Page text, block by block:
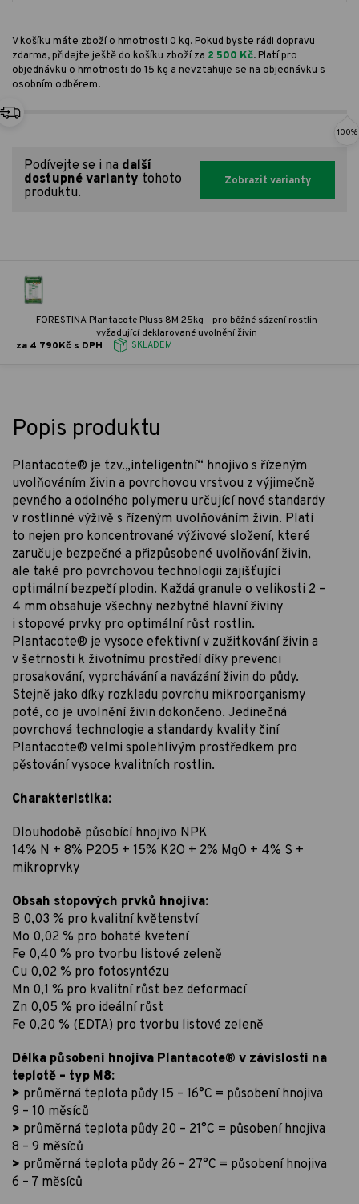
V košíku máte zboží o hmotnosti 0 kg. Pokud byste rádi dopravu
zdarma, přidejte ještě do košíku zboží za 2 500 Kč. Platí pro
objednávku o hmotnosti do 15 kg a nevztahuje se na objednávku s
osobním odběrem.
100%
Podívejte se i na další
dostupné varianty tohoto
produktu.
Zobrazit varianty
FORESTINA Plantacote Pluss 8M 25kg - pro běžné sázení rostlin
vyžadující deklarované uvolnění živin
za 4 790Kč s DPH
SKLADEM
Popis produktu
Plantacote® je tzv.„inteligentní“ hnojivo s řízeným
uvolňováním živin a povrchovou vrstvou z výjimečně
pevného a odolného polymeru určující nové standardy
v rostlinné výživě s řízeným uvolňováním živin. Platí
to nejen pro koncentrované výživové složení, které
zaručuje bezpečné a přizpůsobené uvolňování živin,
ale také pro povrchovou technologii zajišťující
optimální bezpečí plodin. Každá granule o velikosti 2 –
4 mm obsahuje všechny nezbytné hlavní živiny
i stopové prvky pro optimální růst rostlin.
Plantacote® je vysoce efektivní v zužitkování živin a
v šetrnosti k životnímu prostředí díky prevenci
prosakování, vyprchávání a navázání živin do půdy.
Stejně jako díky rozkladu povrchu mikroorganismy
poté, co je uvolnění živin dokončeno. Jedinečná
povrchová technologie a standardy kvality činí
Plantacote® velmi spolehlivým prostředkem pro
pěstování vysoce kvalitních rostlin.
Charakteristika:
Dlouhodobě působící hnojivo NPK
14% N + 8% P2O5 + 15% K2O + 2% MgO + 4% S +
mikroprvky
Obsah stopových prvků hnojiva:
B 0,03 % pro kvalitní květenství
Mo 0,02 % pro bohaté kvetení
Fe 0,40 % pro tvorbu listové zeleně
Cu 0,02 % pro fotosyntézu
Mn 0,1 % pro kvalitní růst bez deformací
Zn 0,05 % pro ideální růst
Fe 0,20 % (EDTA) pro tvorbu listové zeleně
Délka působení hnojiva Plantacote® v závislosti na
teplotě – typ M8:
> průměrná teplota půdy 15 – 16°C = působení hnojiva
9 – 10 měsíců
> průměrná teplota půdy 20 – 21°C = působení hnojiva
8 – 9 měsíců
> průměrná teplota půdy 26 – 27°C = působení hnojiva
6 – 7 měsíců